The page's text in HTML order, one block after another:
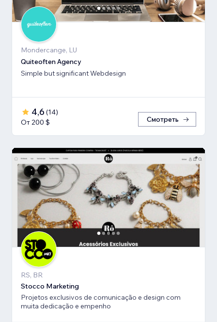
Mondercange, LU
Quiteoften Agency
Simple but significant Webdesign
4,6 (14)
От 200 $
Смотреть
RS, BR
Stocco Marketing
Projetos exclusivos de comunicação e design com
muita dedicação e empenho